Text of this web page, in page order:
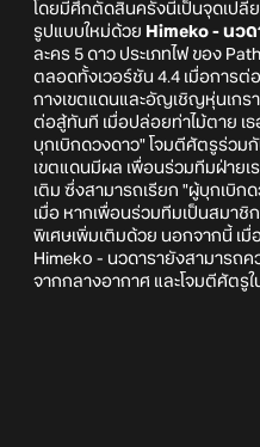
โดยมีศึกตัดสินครั้งนี้เป็นจุดเปลี่
รูปแบบใหม่ด้วย Himeko - นวด
ละคร 5 ดาว ประเภทไฟ ของ
ตลอดทั้งเวอร์ชัน 4.4 เมื่อการต่
กางเขตแดนและอัญเชิญหุ่นเกร
ต่อสู้ทันที เมื่อปล่อยท่าไม้ตาย เ
บุกเบิกดวงดาว" โจมตีศัตรูร่วม
เขตแดนมีผล เพื่อนร่วมทีมฝ่าย
เติม ซึ่งสามารถเรียก "ผู้บุกเบิก
เมื่อ หากเพื่อนร่วมทีมเป็นสมาชิ
พิเศษเพิ่มเติมด้วย นอกจากนี้ เมื่
Himeko - นวดารายังสามารถ
จากกลางอากาศ และโจมตีศัตรูใ